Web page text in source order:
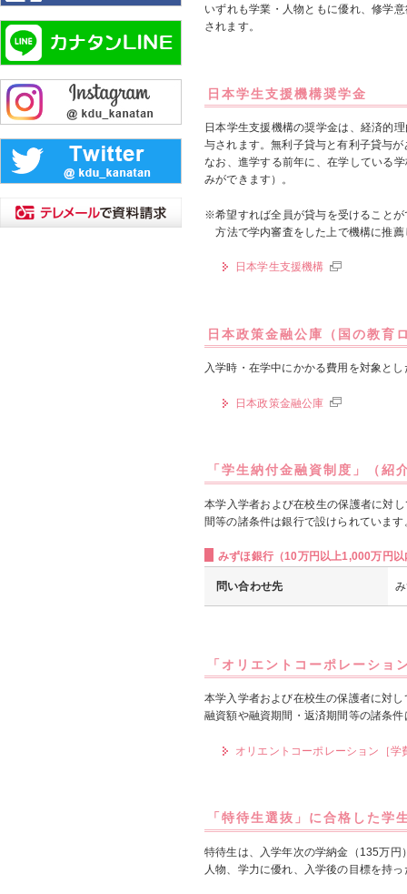
いずれも学業・人物ともに優れ、修学
されます。
日本学生支援機構奨学金
日本学生支援機構の奨学金は、経済的
与されます。無利子貸与と有利子貸与
なお、進学する前年に、在学している
みができます）。
※希望すれば全員が貸与を受けること
方法で学内審査をした上で機構に推薦
日本学生支援機構
日本政策金融公庫（国の教育
入学時・在学中にかかる費用を対象と
日本政策金融公庫
「学生納付金融資制度」（紹
本学入学者および在校生の保護者に対
間等の諸条件は銀行で設けられています
みずほ銀行（10万円以上1,000万円以
問い合わせ先
「オリエントコーポレーシ
本学入学者および在校生の保護者に対
融資額や融資期間・返済期間等の諸条
オリエントコーポレーション［
「特待生選抜」に合格した
特待生は、入学年次の学納金（135万円
人物、学力に優れ、入学後の目標を持